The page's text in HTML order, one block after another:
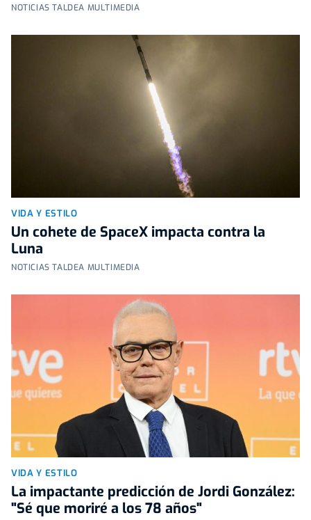
NOTICIAS TALDEA MULTIMEDIA
VIDA Y ESTILO
Un cohete de SpaceX impacta contra la
Luna
NOTICIAS TALDEA MULTIMEDIA
VIDA Y ESTILO
La impactante predicción de Jordi González:
"Sé que moriré a los 78 años"